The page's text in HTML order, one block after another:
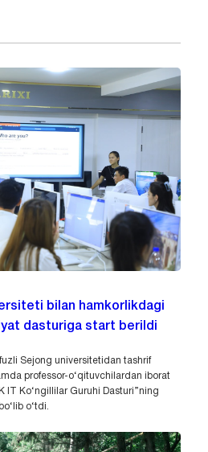
bilan hamkorlikdagi
dasturiga start berildi
Sejong universitetidan tashrif
professor-o‘qituvchilardan iborat
IT Ko‘ngillilar Guruhi Dasturi”ning
o‘tdi.